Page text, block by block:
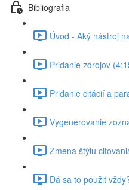
Bibliografia
Úvod - Aký nástroj
Pridanie zdrojov
Pridanie citácií a
Vygenerovanie
Zmena štýlu
Dá sa to použiť